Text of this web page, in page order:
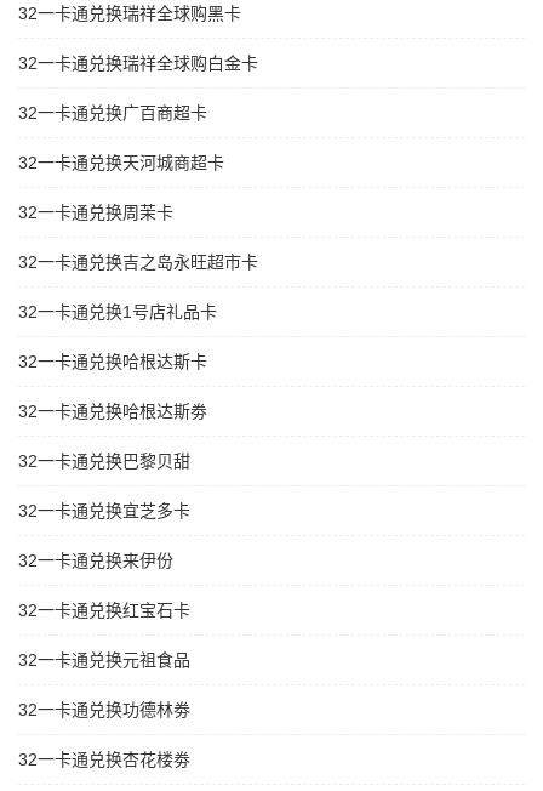
32一卡通兑换瑞祥全球购黑卡
32一卡通兑换瑞祥全球购白金卡
32一卡通兑换广百商超卡
32一卡通兑换天河城商超卡
32一卡通兑换周茉卡
32一卡通兑换吉之岛永旺超市卡
32一卡通兑换1号店礼品卡
32一卡通兑换哈根达斯卡
32一卡通兑换哈根达斯劵
32一卡通兑换巴黎贝甜
32一卡通兑换宜芝多卡
32一卡通兑换来伊份
32一卡通兑换红宝石卡
32一卡通兑换元祖食品
32一卡通兑换功德林劵
32一卡通兑换杏花楼劵